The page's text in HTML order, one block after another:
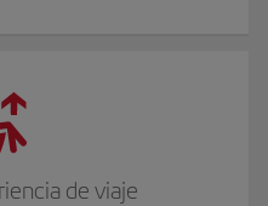
de viaje